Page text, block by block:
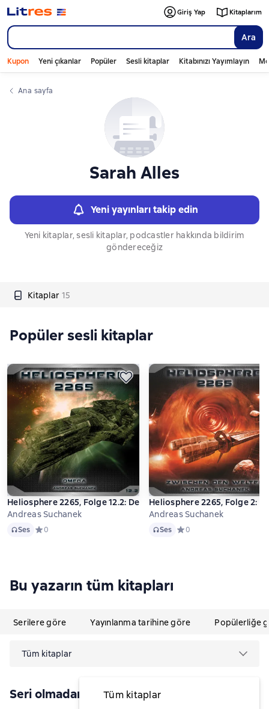
Ara
Giriş Yap Kitaplarım
Kupon Yeni çıkanlar Popüler Sesli kitaplar Kitabınızı Yayımlayın
Ana sayfa
Sarah Alles
Yeni yayınları takip edin
Yeni kitaplar, sesli kitaplar, podcastler hakkında bildirim
göndereceğiz
Kitaplar 15
Слайдер с книгами
Popüler sesli kitaplar
Heliosphere 2265, Folge 12.2: Der Jahrhundertplan: Omega
Andreas Suchanek
SesSes Средний рейтинг 0 на основе 0 оценок
0
Heliosphere 2265, Folge 2:
Andreas Suchanek
SesSes Средний рейтинг 0 на
0
Bu yazarın tüm kitapları
Serilere göre Yayınlanma tarihine göre Popülerliğe
Tüm kitaplar
Tüm kitaplar
Seri olmadan